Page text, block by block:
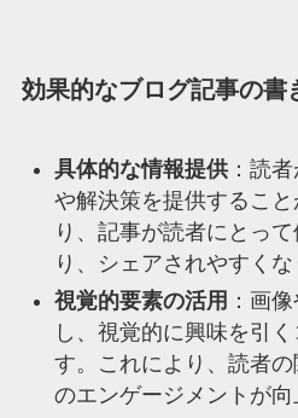
効果的なブログ記事の書
具体的な情報提供：読者
や解決策を提供するこ
り、記事が読者にとっ
り、シェアされやすくな
視覚的要素の活用 ：画
し、視覚的に興味を引
す。これにより、読者
のエンゲージメントが向